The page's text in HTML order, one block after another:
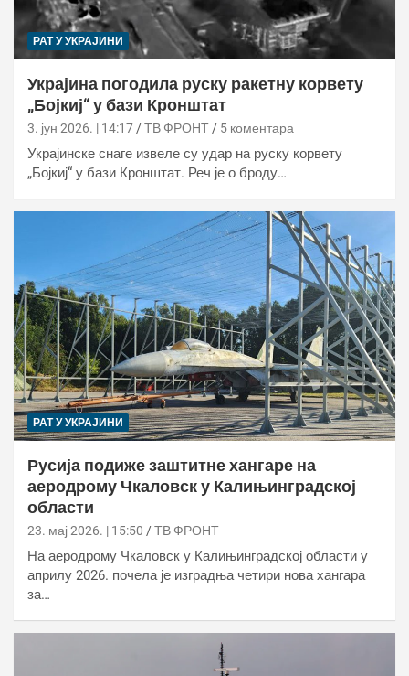
РАТ У УКРАЈИНИ
Украјина погодила руску ракетну корвету
„Бојкиј“ у бази Кронштат
3. јун 2026. | 14:17 ТВ ФРОНТ 5 коментара
Украјинске снаге извеле су удар на руску корвету
„Бојкиј“ у бази Кронштат. Реч је о броду…
РАТ У УКРАЈИНИ
Русија подиже заштитне хангаре на
аеродрому Чкаловск у Калињинградској
области
23. мај 2026. | 15:50 ТВ ФРОНТ
На аеродрому Чкаловск у Калињинградској области у
априлу 2026. почела је изградња четири нова хангара
за…